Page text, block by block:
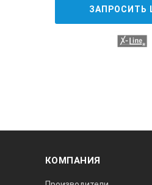
ЗАПРОСИТЬ
КОМПАНИЯ